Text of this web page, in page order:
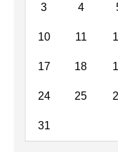
3 4
10 11
17 18
24 25
31